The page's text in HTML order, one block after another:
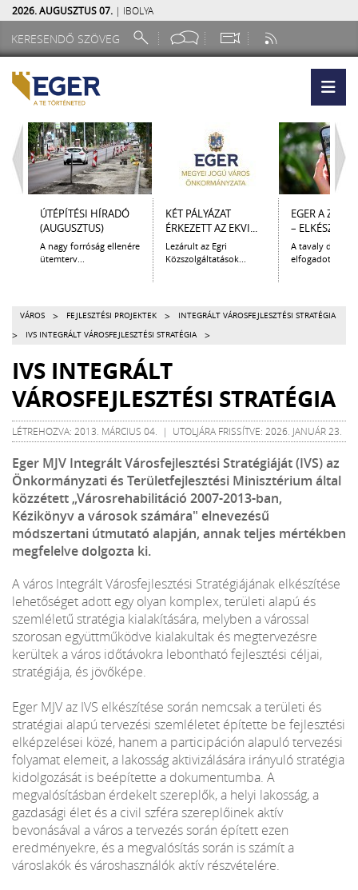
2026. AUGUSZTUS 07. | IBOLYA
ÚTÉPÍTÉSI HÍRADÓ
(AUGUSZTUS)
A nagy forróság ellenére
ütemterv...
KÉT PÁLYÁZAT
ÉRKEZETT AZ EKVI...
Lezárult az Egri
Közszolgáltatások...
EGER A
– ELKÉSZÜLT
A tavaly
elfogadott
VÁROS > FEJLESZTÉSI PROJEKTEK > INTEGRÁLT VÁROSFEJLESZTÉSI STRATÉGIA
> IVS INTEGRÁLT VÁROSFEJLESZTÉSI STRATÉGIA >
IVS INTEGRÁLT
VÁROSFEJLESZTÉSI STRATÉGIA
LÉTREHOZVA: 2013. MÁRCIUS 04. | UTOLJÁRA FRISSÍTVE: 2026. JANUÁR 23.
Eger MJV Integrált Városfejlesztési Stratégiáját (IVS) az
Önkormányzati és Területfejlesztési Minisztérium által
közzétett „Városrehabilitáció 2007-2013-ban,
Kézikönyv a városok számára" elnevezésű
módszertani útmutató alapján, annak teljes mértékben
megfelelve dolgozta ki.
A város Integrált Városfejlesztési Stratégiájának elkészítése
lehetőséget adott egy olyan komplex, területi alapú és
szemléletű stratégia kialakítására, melyben a várossal
szorosan együttműködve kialakultak és megtervezésre
kerültek a város időtávokra lebontható fejlesztési céljai,
stratégiája, és jövőképe.
Eger MJV az IVS elkészítése során nemcsak a területi és
stratégiai alapú tervezési szemléletet építette be fejlesztési
elképzelései közé, hanem a participáción alapuló tervezési
folyamat elemeit, a lakosság aktivizálására irányuló stratégia
kidolgozását is beépítette a dokumentumba. A
megvalósításban érdekelt szereplők, a helyi lakosság, a
gazdasági élet és a civil szféra szereplőinek aktív
bevonásával a város a tervezés során épített ezen
eredményekre, és a megvalósítás során is számít a
városlakók és városhasználók aktív részvételére.